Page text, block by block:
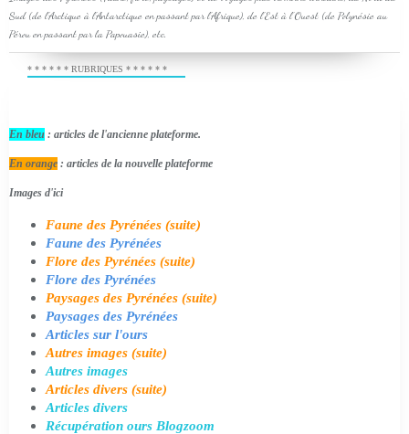
Sud (de l'Arctique à l'Antarctique en passant par l'Afrique), de l'Est à l'Ouest (de Polynésie au
Pérou en passant par la Papouasie), etc.
* * * * * * RUBRIQUES * * * * * *
En bleu : articles de l'ancienne plateforme.
En orange : articles de la nouvelle plateforme
Images d'ici
Faune des Pyrénées (suite)
Faune des Pyrénées
Flore des Pyrénées (suite)
Flore des Pyrénées
Paysages des Pyrénées (suite)
Paysages des Pyrénées
Articles sur l'ours
Autres images (suite)
Autres images
Articles divers (suite)
Articles divers
Récupération ours Blogzoom